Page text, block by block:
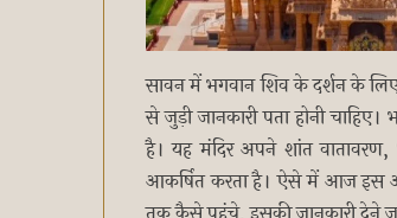
सावन में भगवान शिव के दर्शन के
से जुड़ी जानकारी पता होनी चाहिए।
है। यह मंदिर अपने शांत
आकर्षित करता है। ऐसे में आज इस